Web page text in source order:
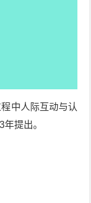
中人际互动与认
提出。